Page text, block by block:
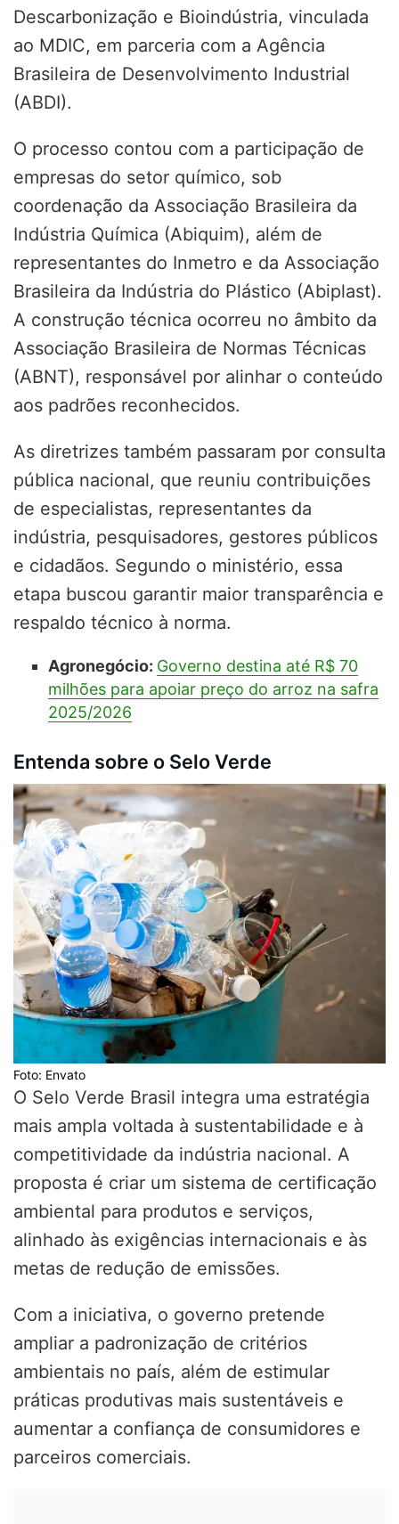
Descarbonização e Bioindústria, vinculada
ao MDIC, em parceria com a Agência
Brasileira de Desenvolvimento Industrial
(ABDI).
O processo contou com a participação de
empresas do setor químico, sob
coordenação da Associação Brasileira da
Indústria Química (Abiquim), além de
representantes do Inmetro e da Associação
Brasileira da Indústria do Plástico (Abiplast).
A construção técnica ocorreu no âmbito da
Associação Brasileira de Normas Técnicas
(ABNT), responsável por alinhar o conteúdo
aos padrões reconhecidos.
As diretrizes também passaram por consulta
pública nacional, que reuniu contribuições
de especialistas, representantes da
indústria, pesquisadores, gestores públicos
e cidadãos. Segundo o ministério, essa
etapa buscou garantir maior transparência e
respaldo técnico à norma.
Agronegócio: Governo destina até R$ 70
milhões para apoiar preço do arroz na safra
2025/2026
Entenda sobre o Selo Verde
Foto: Envato
O Selo Verde Brasil integra uma estratégia
mais ampla voltada à sustentabilidade e à
competitividade da indústria nacional. A
proposta é criar um sistema de certificação
ambiental para produtos e serviços,
alinhado às exigências internacionais e às
metas de redução de emissões.
Com a iniciativa, o governo pretende
ampliar a padronização de critérios
ambientais no país, além de estimular
práticas produtivas mais sustentáveis e
aumentar a confiança de consumidores e
parceiros comerciais.